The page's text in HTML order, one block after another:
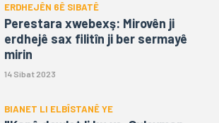
ERDHEJÊN 6Ê SIBATÊ
Perestara xwebexş: Mirovên ji
erdhejê sax filitîn ji ber sermayê
mirin
14 Sibat 2023
BIANET LI ELBÎSTANÊ YE